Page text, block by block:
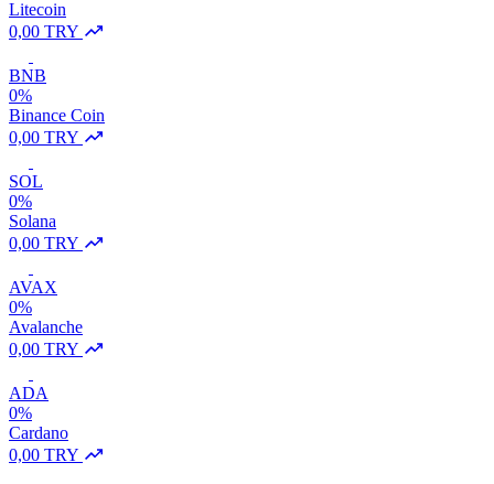
Litecoin
0,00 TRY
BNB
0%
Binance Coin
0,00 TRY
SOL
0%
Solana
0,00 TRY
AVAX
0%
Avalanche
0,00 TRY
ADA
0%
Cardano
0,00 TRY